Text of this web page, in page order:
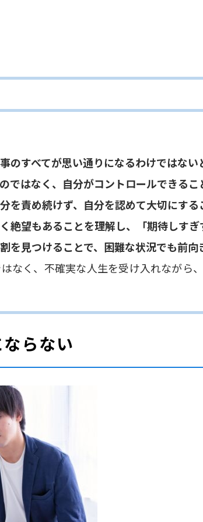
のすべてが思い通りになるわけではない
ではなく、自分がコントロールできるこ
を責め続けず、自分を認めて大切にする
絶望もあることを理解し、「期待しす
を見つけることで、困難な状況でも前向
なく、不確実な人生を受け入れながら
らない